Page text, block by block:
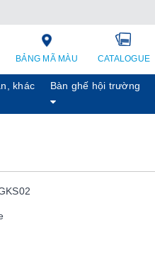
BẢNG MÃ MÀU CATALOGUE
khác Bàn ghế hội trường